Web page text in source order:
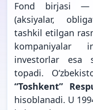
Fond birjasi —
(aksiyalar,
tashkil etilgan
kompaniyalar
investorlar esa
topadi.
“Toshkent”
hisoblanadi. U